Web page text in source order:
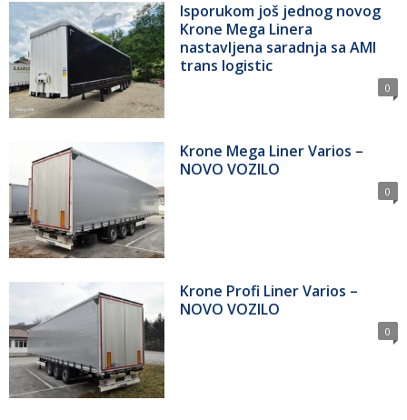
Isporukom još jednog novog
Krone Mega Linera
nastavljena saradnja sa AMI
trans logistic
0
Krone Mega Liner Varios –
NOVO VOZILO
0
Krone Profi Liner Varios –
NOVO VOZILO
0